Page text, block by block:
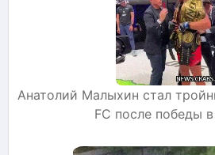
Анатолий Малыхин стал
FC после победы